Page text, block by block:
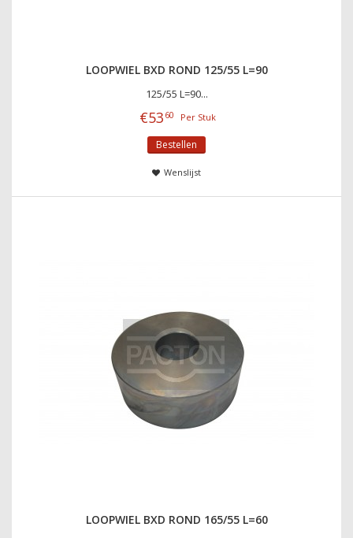
LOOPWIEL BXD ROND 125/55 L=90
125/55 L=90...
€53 60 Per Stuk
Bestellen
Wenslijst
LOOPWIEL BXD ROND 165/55 L=60